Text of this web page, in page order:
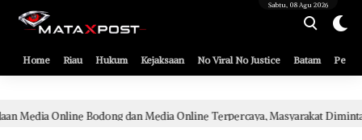
[gnpub_google_news_follow]
Home Riau Hukum Kejaksaan No Viral No Justice Batam
Sabtu, 08 Agu 2026
Online Terpercaya, Masyarakat Diminta Lebih Cermat Cegah